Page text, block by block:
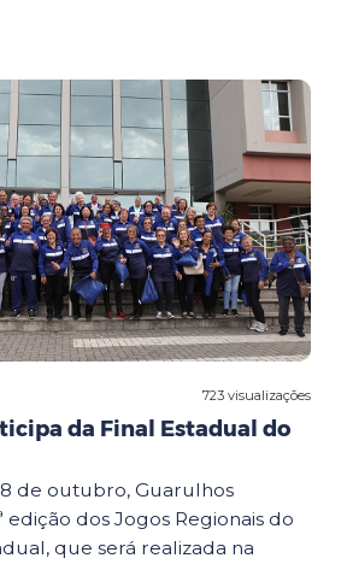
723 visualizações
da Final Estadual do
8 de outubro, Guarulhos
edição dos Jogos Regionais do
que será realizada na